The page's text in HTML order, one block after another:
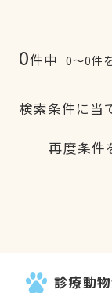
0件中 0〜0件
検索条件に当
再度条件
診療動